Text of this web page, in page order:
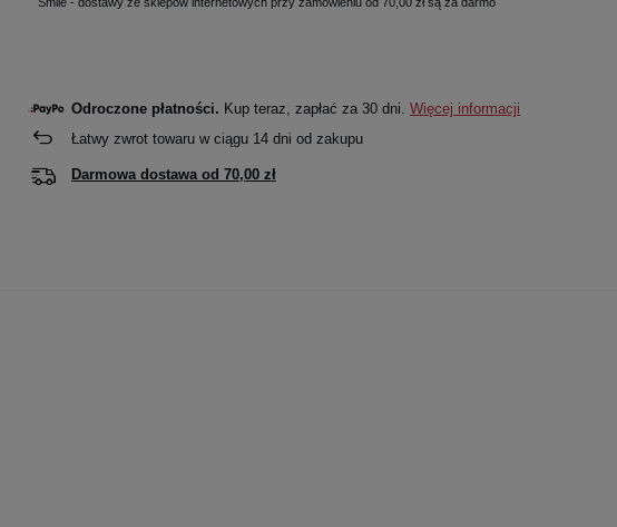
Odroczone płatności. Kup teraz, zapłać za 30 dni. Więcej informacji
Łatwy zwrot towaru w ciągu 14dni od zakupu
Darmowa dostawa od 70,00 zł